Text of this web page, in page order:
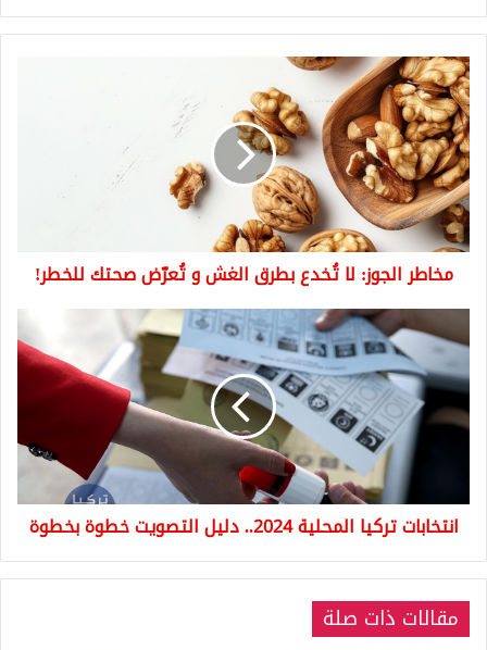
مخاطر
الجوز:
لا
تُخدع
بطرق
الغش
و
تُعرّض
صحتك
للخطر!
مخاطر الجوز: لا تُخدع بطرق الغش و تُعرّض صحتك للخطر!
انتخابات
تركيا
المحلية
2024..
دليل
التصويت
انتخابات تركيا المحلية 2024.. دليل التصويت خطوة بخطوة
مقالات ذات صلة